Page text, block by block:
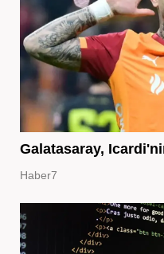
Galatasaray,
Haber7